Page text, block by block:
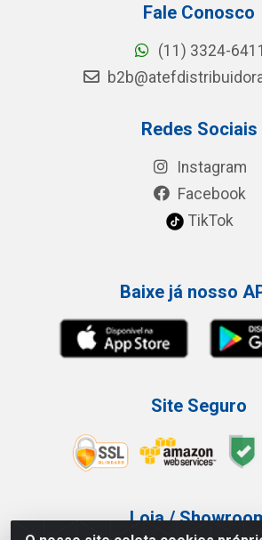
Fale Conosco
(11) 3324-6411
Redes Sociais
Instagram
Facebook
TikTok
Baixe já nosso
Site Seguro
Loja /